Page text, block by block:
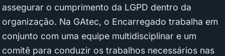
assegurar o cumprimento da LGPD dentro da
organização. Na GAtec, o Encarregado trabalha em
conjunto com uma equipe multidisciplinar e um
comitê para conduzir os trabalhos necessários nas